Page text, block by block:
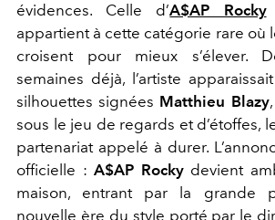
évidences. Celle d’A$AP Rocky
appartient à cette catégorie rare où
croisent pour mieux s’élever.
semaines déjà, l’artiste
silhouettes signées Matthieu Blazy
sous le jeu de regards et d’étoffes,
partenariat appelé à durer.
officielle :A$AP Rocky devient
maison, entrant par la grande
nouvelle ère du style porté par le